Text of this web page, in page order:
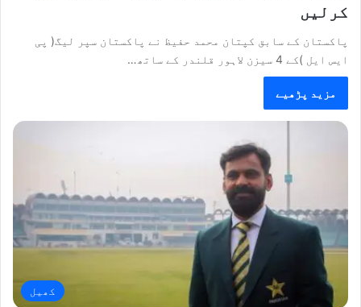
کرلیں
پاکستان کے سابق کپتان محمد حفیظ نے پاکستان سپر لیگ( پی
ایس ایل )کے 4 سیزن لاہور قلندر کے ساتھ…
مزید پڑھیے
کھیل